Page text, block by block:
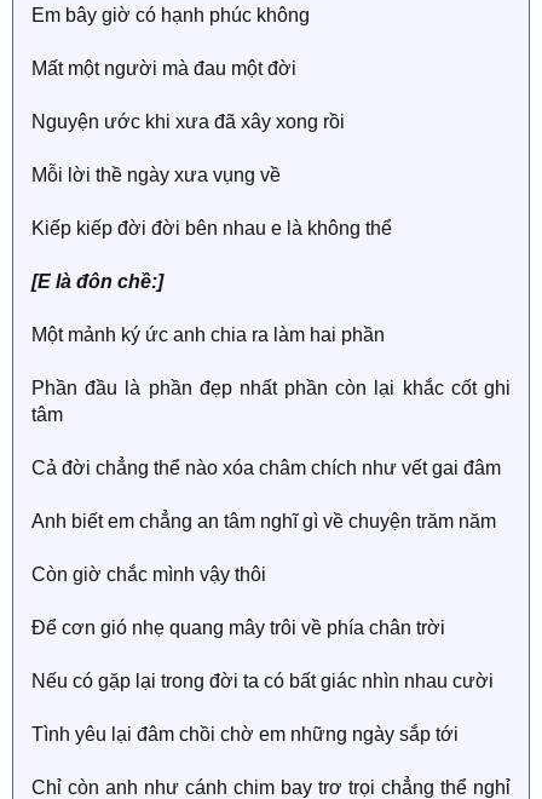
Em bây giờ có hạnh phúc không
Mất một người mà đau một đời
Nguyện ước khi xưa đã xây xong rồi
Mỗi lời thề ngày xưa vụng về
Kiếp kiếp đời đời bên nhau e là không thể
[E là đôn chề:]
Một mảnh ký ức anh chia ra làm hai phần
Phần đầu là phần đẹp nhất phần còn lại khắc cốt ghi
tâm
Cả đời chẳng thể nào xóa châm chích như vết gai đâm
Anh biết em chẳng an tâm nghĩ gì về chuyện trăm năm
Còn giờ chắc mình vậy thôi
Để cơn gió nhẹ quang mây trôi về phía chân trời
Nếu có gặp lại trong đời ta có bất giác nhìn nhau cười
Tình yêu lại đâm chồi chờ em những ngày sắp tới
Chỉ còn anh như cánh chim bay trơ trọi chẳng thể nghỉ